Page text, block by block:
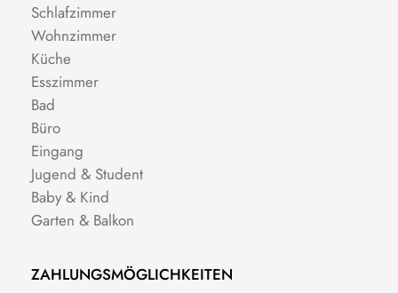
Schlafzimmer
Wohnzimmer
Küche
Esszimmer
Bad
Büro
Eingang
Jugend & Student
Baby & Kind
Garten & Balkon
ZAHLUNGSMÖGLICHKEITEN